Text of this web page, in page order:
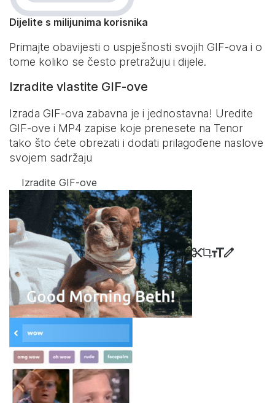
Dijelite s milijunima korisnika
Primajte obavijesti o uspješnosti svojih GIF-ova i o
tome koliko se često pretražuju i dijele.
Izradite vlastite GIF-ove
Izrada GIF-ova zabavna je i jednostavna! Uredite
GIF-ove i MP4 zapise koje prenesete na Tenor
tako što ćete obrezati i dodati prilagođene naslove
svojem sadržaju
Izradite GIF-ove